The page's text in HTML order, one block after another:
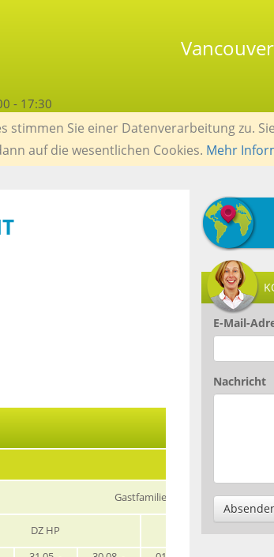
- 17:30
stimmen Sie einer Datenverarbeitung zu.
auf die wesentlichen Cookies. Mehr
Gastfamilie
DZ HP
E-Mail-
Nachricht